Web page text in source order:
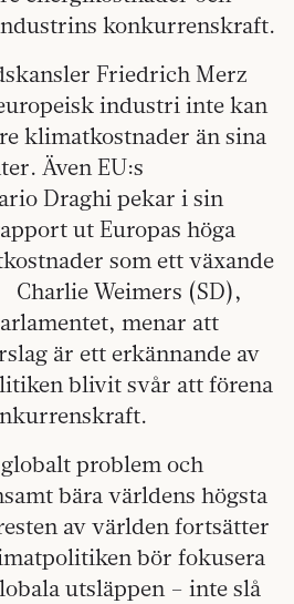
konkurrenskraft.
Friedrich Merz
industri inte kan
klimatkostnader än sina
Även EU:s
Draghi pekar i sin
ut Europas höga
som ett växande
Weimers (SD),
menar att
är ett erkännande av
blivit svår att förena
problem och
bära världens högsta
av världen fortsätter
bör fokusera
utsläppen – inte slå